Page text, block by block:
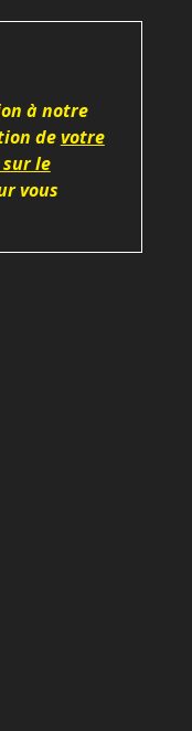
à notre
devotre
le
vous